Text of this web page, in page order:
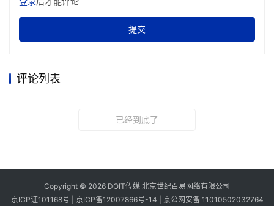
提交
评论列表
已经到底了
Copyright © 2026 DOIT传媒 北京世纪百易网络有限公司
京ICP证101168号 | 京ICP备12007866号-14
京公网安备 11010502032764